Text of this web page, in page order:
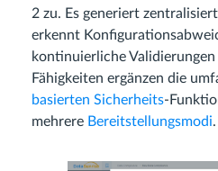
2 zu. Es generiert
erkennt
kontinuierliche
Fähigkeiten ergänzen die
basierten Sicherheits-
mehrere Bereitstellungsmodi.